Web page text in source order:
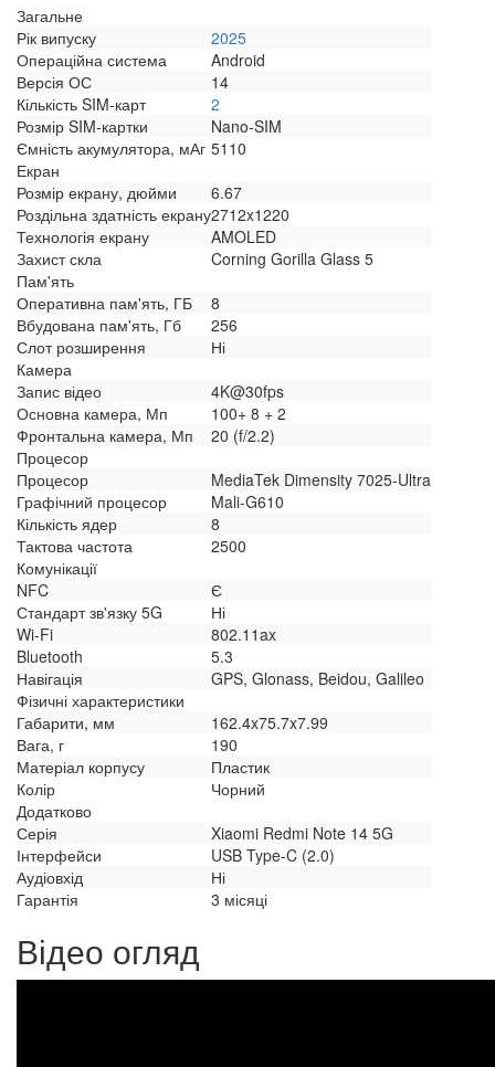
Загальне
Рік випуску
2025
Операційна система
Android
Версія ОС
14
Кількість SIM-карт
2
Розмір SIM-картки
Nano-SIM
Ємність акумулятора, мАг 5110
Екран
Розмір екрану, дюйми
6.67
Роздільна здатність екрану2712x1220
Технологія екрану
AMOLED
Захист скла
Corning Gorilla Glass 5
Пам'ять
Оперативна пам'ять, ГБ
8
Вбудована пам'ять, Гб
256
Слот розширення
Ні
Камера
Запис відео
4K@30fps
Основна камера, Мп
100+ 8 + 2
Фронтальна камера, Мп
20 (f/2.2)
Процесор
Процесор
MediaTek Dimensity 7025-Ultra
Графічний процесор
Mali-G610
Кількість ядер
8
Тактова частота
2500
Комунікації
NFC
Є
Стандарт зв'язку 5G
Ні
Wi-Fi
802.11ax
Bluetooth
5.3
Навігація
GPS, Glonass, Beidou, Galileo
Фізичні характеристики
Габарити, мм
162.4x75.7x7.99
Вага, г
190
Матеріал корпусу
Пластик
Колір
Чорний
Додатково
Серія
Xiaomi Redmi Note 14 5G
Інтерфейси
USB Type-C (2.0)
Аудіовхід
Ні
Гарантія
3 місяці
Відео огляд